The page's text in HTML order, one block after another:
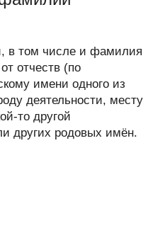
в том числе и фамилия
отчеств (по
имени одного из
деятельности, месту
то другой
других родовых имён.